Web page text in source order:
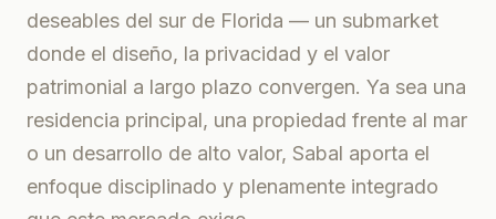
deseables del sur de Florida — un submarket
donde el diseño, la privacidad y el valor
patrimonial a largo plazo convergen. Ya sea una
residencia principal, una propiedad frente al mar
o un desarrollo de alto valor, Sabal aporta el
enfoque disciplinado y plenamente integrado